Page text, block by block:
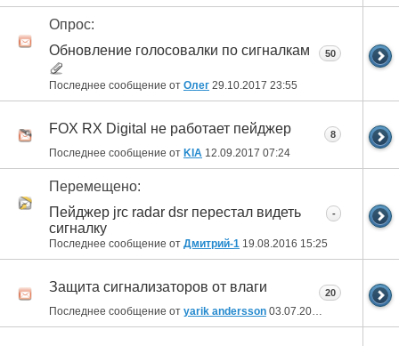
Опрос:
Обновление голосовалки по сигналкам
Последнее сообщение от Олег 29.10.2017 23:55
50
FOX RX Digital не работает пейджер
Последнее сообщение от KIA 12.09.2017 07:24
8
Перемещено:
Пейджер jrc radar dsr перестал видеть
сигналку
Последнее сообщение от Дмитрий-1 19.08.2016 15:25
-
Защита сигнализаторов от влаги
Последнее сообщение от yarik andersson 03.07.2016
20